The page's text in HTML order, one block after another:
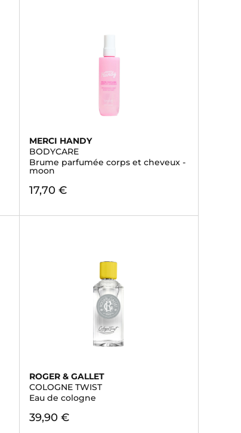
MERCI HANDY
BODYCARE
Brume parfumée corps et cheveux -
moon
17,70 €
ROGER & GALLET
COLOGNE TWIST
Eau de cologne
39,90 €